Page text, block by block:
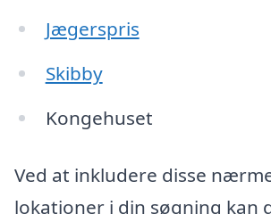
Jægerspris
Skibby
Kongehuset
Ved at inkludere disse
lokationer i din søgning kan